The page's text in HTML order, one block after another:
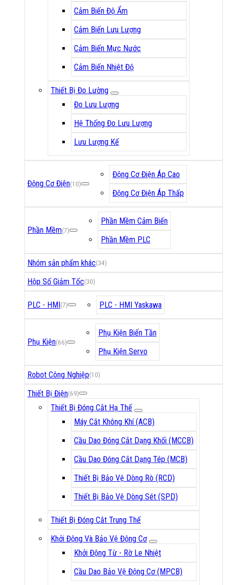
Cảm Biến Độ Ẩm
Cảm Biến Lưu Lượng
Cảm Biến Mực Nước
Cảm Biến Nhiệt Độ
Thiết Bị Đo Lường
Đo Lưu Lượng
Hệ Thống Đo Lưu Lượng
Lưu Lượng Kế
Động Cơ Điện(10)
Động Cơ Điện Áp Cao
Động Cơ Điện Áp Thấp
Phần Mềm(7)
Phần Mềm Cảm Biến
Phần Mềm PLC
Nhóm sản phẩm khác(34)
Hộp Số Giảm Tốc(30)
PLC - HMI(7) PLC - HMI Yaskawa
Phụ Kiện(66)
Phụ Kiện Biến Tần
Phụ Kiện Servo
Robot Công Nghiệp(10)
Thiết Bị Điện(69)
Thiết Bị Đóng Cắt Hạ Thế
Máy Cắt Không Khí (ACB)
Cầu Dao Đóng Cắt Dạng Khối (MCCB)
Cầu Dao Đóng Cắt Dạng Tép (MCB)
Thiết Bị Bảo Vệ Dòng Rò (RCD)
Thiết Bị Bảo Vệ Dòng Sét (SPD)
Thiết Bị Đóng Cắt Trung Thế
Khởi Động Và Bảo Vệ Động Cơ
Khởi Động Từ - Rờ Le Nhiệt
Cầu Dao Bảo Vệ Động Cơ (MPCB)